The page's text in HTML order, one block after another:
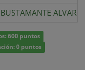
600 puntos
0 puntos